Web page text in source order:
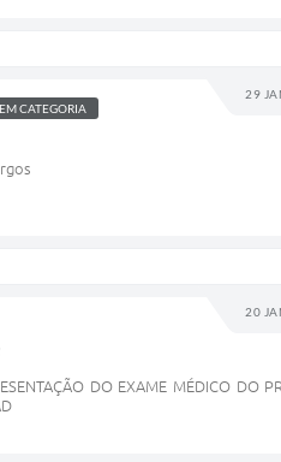
29
CATEGORIA
20
DO EXAME MÉDICO DO